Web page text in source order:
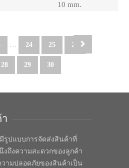
10 mm.
… 24 25 26
28 29 30
รูปแบบการจัดส่งสินค้าที่
งถึงความสะดวกของลูกค้า
วามปลอดภัยของสินค้าเป็น